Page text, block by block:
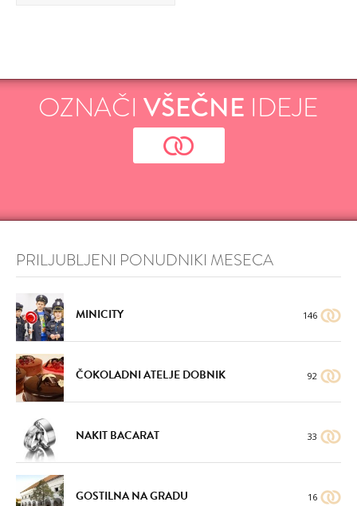
OZNAČI VŠEČNE IDEJE
PRILJUBLJENI PONUDNIKI MESECA
MINICITY 146
ČOKOLADNI ATELJE DOBNIK 92
NAKIT BACARAT 33
GOSTILNA NA GRADU 16